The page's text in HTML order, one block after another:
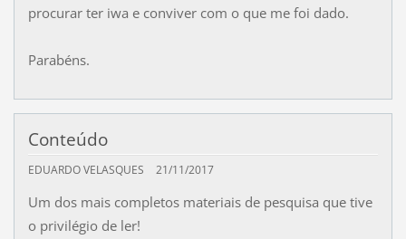
procurar ter iwa e conviver com o que me foi dado.
Parabéns.
Conteúdo
EDUARDO VELASQUES 21/11/2017
Um dos mais completos materiais de pesquisa que tive
o privilégio de ler!